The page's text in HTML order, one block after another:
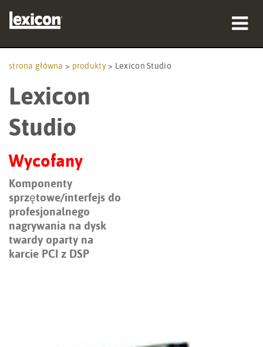
produkty
gdzie kupić
szkolenia
wsparcie
Język/Region
strona główna > produkty> Lexicon Studio
Lexicon
Studio
Wycofany
Komponenty
sprzętowe/interfejs do
profesjonalnego
nagrywania na dysk
twardy oparty na
karcie PCI z DSP